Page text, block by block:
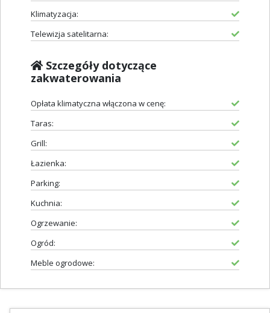
Klimatyzacja:
Telewizja satelitarna:
Szczegóły dotyczące
zakwaterowania
Opłata klimatyczna włączona w cenę:
Taras:
Grill:
Łazienka:
Parking:
Kuchnia:
Ogrzewanie:
Ogród:
Meble ogrodowe: